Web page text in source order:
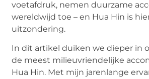
voetafdruk, nemen duurzame
wereldwijd toe – en Hua Hin is
uitzondering.
In dit artikel duiken we dieper in
de meest milieuvriendelijke
Hua Hin. Met mijn jarenlange